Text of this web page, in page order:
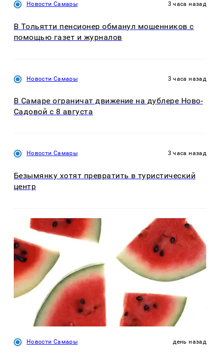
Новости Самары 3 часа назад
В Тольятти пенсионер обманул мошенников с
помощью газет и журналов
Новости Самары 3 часа назад
В Самаре ограничат движение на дублере Ново-
Садовой с 8 августа
Новости Самары 3 часа назад
Безымянку хотят превратить в туристический
центр
Новости Самары день назад